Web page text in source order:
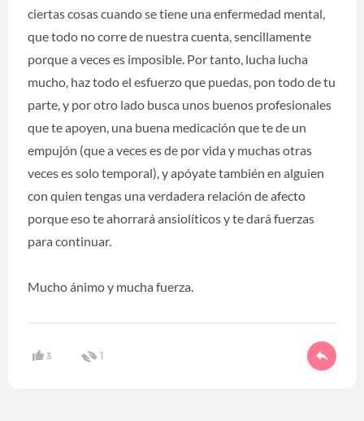
ciertas cosas cuando se tiene una enfermedad mental,
que todo no corre de nuestra cuenta, sencillamente
porque a veces es imposible. Por tanto, lucha lucha
mucho, haz todo el esfuerzo que puedas, pon todo de tu
parte, y por otro lado busca unos buenos profesionales
que te apoyen, una buena medicación que te de un
empujón (que a veces es de por vida y muchas otras
veces es solo temporal), y apóyate también en alguien
con quien tengas una verdadera relación de afecto
porque eso te ahorrará ansiolíticos y te dará fuerzas
para continuar.
Mucho ánimo y mucha fuerza.
3 1